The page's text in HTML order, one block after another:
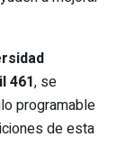
461, se
programable
de esta